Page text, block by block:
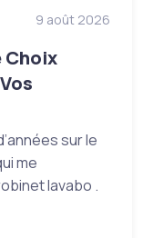
9 août 2026
Choix
sur le
me
lavabo .